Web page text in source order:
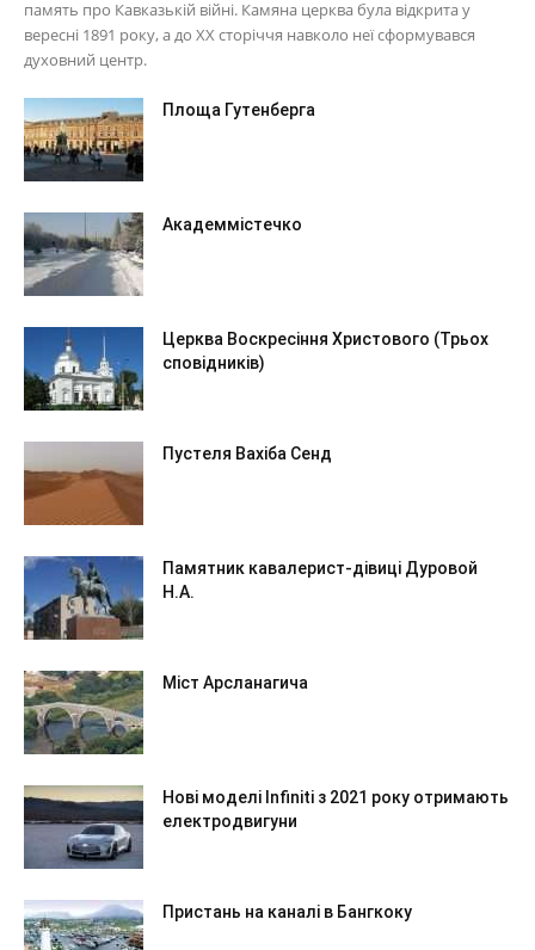
память про Кавказькій війні. Камяна церква була відкрита у
вересні 1891 року, а до XX сторіччя навколо неї сформувався
духовний центр.
Площа Гутенберга
Академмістечко
Церква Воскресіння Христового (Трьох
сповідників)
Пустеля Вахіба Сенд
Памятник кавалерист-дівиці Дуровой
Н.А.
Міст Арсланагича
Нові моделі Infiniti з 2021 року отримають
електродвигуни
Пристань на каналі в Бангкоку